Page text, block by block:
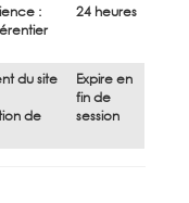
:
24 heures
du site
de
Expire en
fin de
session